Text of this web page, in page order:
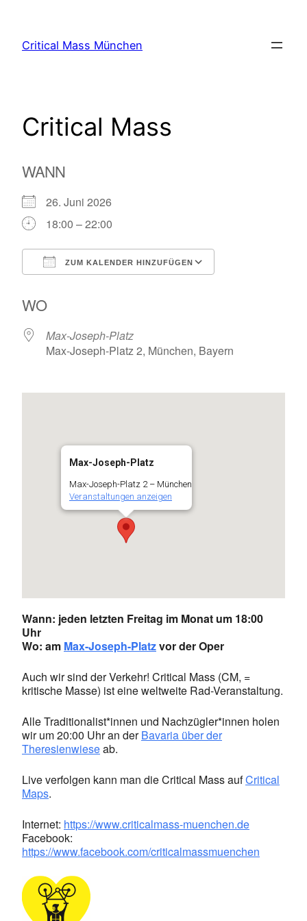
springen
Critical Mass München
Critical Mass
WANN
26. Juni 2026
18:00 – 22:00
ZUM KALENDER HINZUFÜGEN
WO
Max-Joseph-Platz
Max-Joseph-Platz 2, München, Bayern
Max-Joseph-Platz
Max-Joseph-Platz 2 – München
Veranstaltungen anzeigen
Wann: jeden letzten Freitag im Monat um 18:00
Uhr
Wo: am Max-Joseph-Platzvor der Oper
Auch wir sind der Verkehr! Critical Mass (CM, =
kritische Masse) ist eine weltweite Rad-Veranstaltung.
Alle Traditionalist*innen und Nachzügler*innen holen
wir um 20:00 Uhr an derBavaria über der
Theresienwieseab.
Live verfolgen kann man die Critical Mass aufCritical
Maps.
Internet: https://www.criticalmass-muenchen.de
Facebook:
https://www.facebook.com/criticalmassmuenchen